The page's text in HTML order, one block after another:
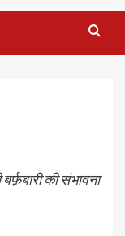
की संभावना